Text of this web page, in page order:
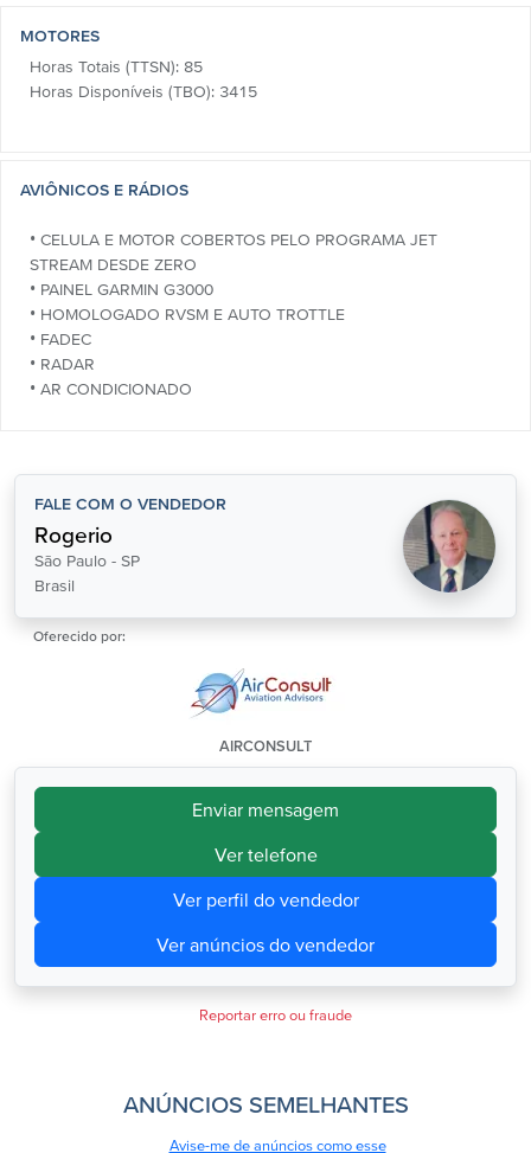
MOTORES
Horas Totais (TTSN): 85
Horas Disponíveis (TBO): 3415
AVIÔNICOS E RÁDIOS
• CELULA E MOTOR COBERTOS PELO PROGRAMA JET
STREAM DESDE ZERO
• PAINEL GARMIN G3000
• HOMOLOGADO RVSM E AUTO TROTTLE
• FADEC
• RADAR
• AR CONDICIONADO
FALE COM O VENDEDOR
Rogerio
São Paulo - SP
Brasil
Oferecido por:
AIRCONSULT
Enviar mensagem
Ver telefone
Ver perfil do vendedor
Ver anúncios do vendedor
Reportar erro ou fraude
ANÚNCIOS SEMELHANTES
Avise-me de anúncios como esse